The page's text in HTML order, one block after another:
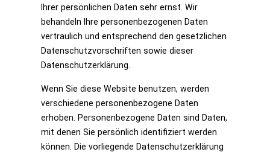
Ihrer persönlichen Daten sehr ernst. Wir
behandeln Ihre personenbezogenen Daten
vertraulich und entsprechend den gesetzlichen
Datenschutzvorschriften sowie dieser
Datenschutzerklärung.
Wenn Sie diese Website benutzen, werden
verschiedene personenbezogene Daten
erhoben. Personenbezogene Daten sind Daten,
mit denen Sie persönlich identifiziert werden
können. Die vorliegende Datenschutzerklärung